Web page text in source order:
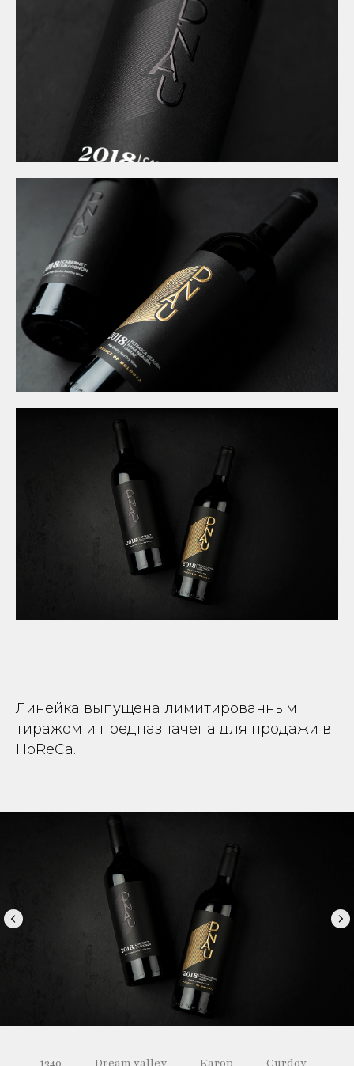
Линейка выпущена лимитированным
тиражом и предназначена для продажи в
HoReCa.